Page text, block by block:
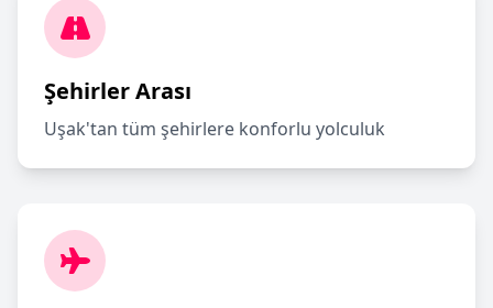
Şehirler Arası
Uşak'tan tüm şehirlere konforlu yolculuk